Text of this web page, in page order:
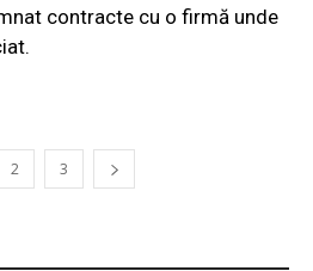
contracte cu o firmă unde
2 3